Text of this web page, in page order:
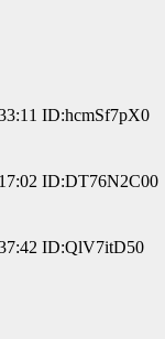
ID:hcmSf7pX0
ID:DT76N2C00
ID:QlV7itD50